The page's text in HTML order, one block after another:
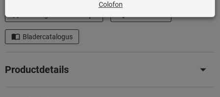
Bladercatalogus
Productdetails